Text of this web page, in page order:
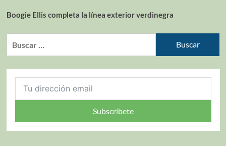
Boogie Ellis completa la línea exterior verdinegra
Subscríbete